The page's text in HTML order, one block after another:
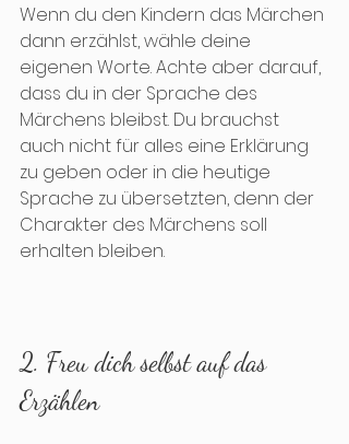
Wenn du den Kindern das Märchen
dann erzählst, wähle deine
eigenen Worte. Achte aber darauf,
dass du in der Sprache des
Märchens bleibst. Du brauchst
auch nicht für alles eine Erklärung
zu geben oder in die heutige
Sprache zu übersetzten, denn der
Charakter des Märchens soll
erhalten bleiben.
2. Freu dich selbst auf das
Erzählen